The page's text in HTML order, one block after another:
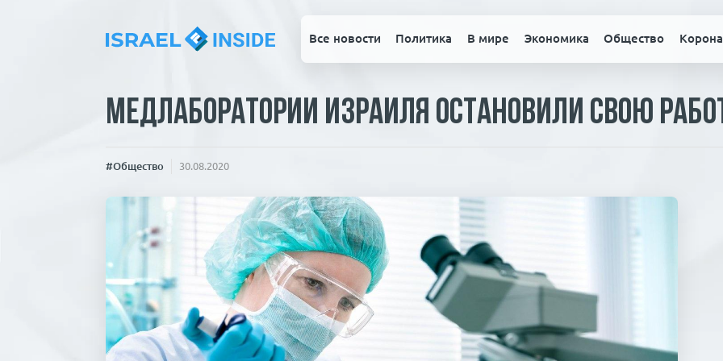
Все новости Политика В мире Экономика Общество
Медлаборатории Израиля остановили свою
#Общество 30.08.2020